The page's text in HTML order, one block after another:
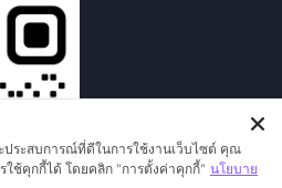
ประสบการณ์ที่ดีในการใช้งานเว็บไซต์ คุณ
ใช้คุกกี้ได้ โดยคลิก "การตั้งค่าคุกกี้" นโยบาย